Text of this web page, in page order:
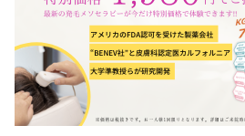
岐阜県
愛知県
三重県
滋賀県